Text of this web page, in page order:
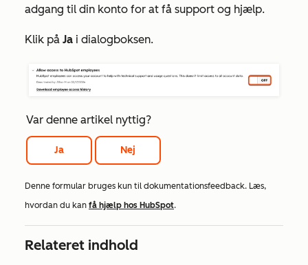
adgang til din konto for at få support og hjælp.
Klik på Ja i dialogboksen.
Var denne artikel nyttig?
Ja Nej
Denne formular bruges kun til dokumentationsfeedback. Læs,
hvordan du kan få hjælp hos HubSpot.
Relateret indhold